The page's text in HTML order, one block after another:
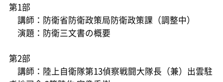
第1部
講師：防衛省防衛政策局防衛政策課（調整中）
演題：防衛三文書の概要
第2部
講師：陸上自衛隊第13偵察戦闘大隊長（兼）出雲駐